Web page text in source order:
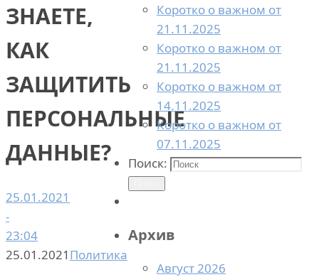
ЗНАЕТЕ,
КАК
ЗАЩИТИТЬ
ПЕРСОНАЛЬНЫЕ
ДАННЫЕ?
25.01.2021
-
23:04
25.01.2021 Политика
Коротко о важном от
21.11.2025
Коротко о важном от
21.11.2025
Коротко о важном от
14.11.2025
Коротко о важном от
07.11.2025
Поиск:
Архив
Август 2026